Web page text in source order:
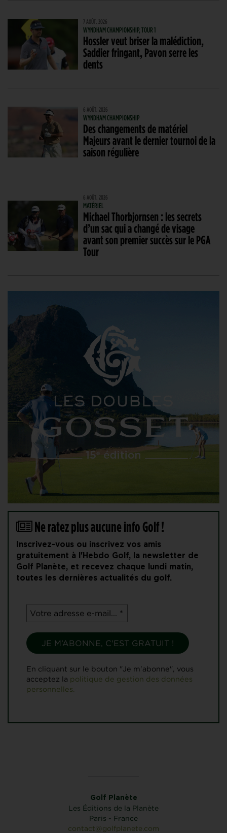
7 AOÛT. 2026
WYNDHAM CHAMPIONSHIP, TOUR 1
Hossler veut briser la malédiction,
Saddier fringant, Pavon serre les
dents
6 AOÛT. 2026
WYNDHAM CHAMPIONSHIP
Des changements de matériel
Majeurs avant le dernier tournoi de la
saison régulière
6 AOÛT. 2026
MATÉRIEL
Michael Thorbjornsen : les secrets
d’un sac qui a changé de visage
avant son premier succès sur le PGA
Tour
Ne ratez plus aucune info Golf !
Inscrivez-vous ou inscrivez vos amis
gratuitement à l'Hebdo Golf, la newsletter de
Golf Planète, et recevez chaque lundi matin,
toutes les dernières actualités du golf.
En cliquant sur le bouton "Je m'abonne", vous
acceptez la politique de gestion des données
personnelles.
Golf Planète
Les Éditions de la Planète
Paris - France
contact@golfplanete.com